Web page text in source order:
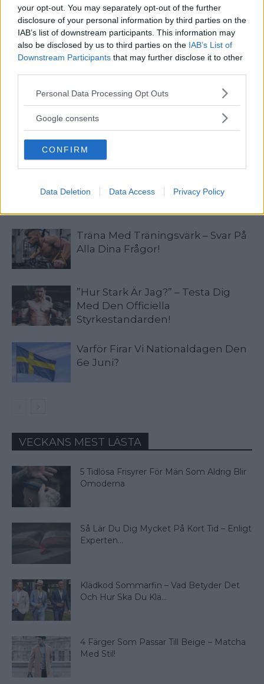
your opt-out. You may separately opt-out of the further
disclosure of your personal information by third parties on the
IAB’s list of downstream participants. This information may
also be disclosed by us to third parties on the IAB’s List of
Downstream Participants that may further disclose it to other
Please note that this website/app uses one or more Google
not limited to your visit or usage behaviour. You may click to
use your data for below specified purposes in below Google
consent section.
Personal Data Processing Opt Outs
Google consents
CONFIRM
Data Deletion Data Access Privacy Policy
Sebastian
Allt från personlig utveckling till sköna sneakers är intressant!
Kvalitetstid för mig är en kall, ljus, amerikansk öl i solen på en
uteservering, gärna "i goda vänners lag" om man nu skall
slänga in något klyschigt också.
Träna Med Träningsvärk – Svar På
Alla Dina Frågor!
”Hur Stark Är Jag?” – Testa Dig
Med Den Officiella
Styrkestandarden!
Varför Firar Vi Nationaldagen Den
6e Juni?
VECKANS MEST LÄSTA
5 Tidlösa Frisyrer För Män Som Aldrig Blir
Omoderna
Så Lär Du Dig Mycket På Kort Tid – Enligt
Experten...
Klädkod Sommarfin – Vad Betyder Det
Och Hur Ska Du Klä...
4 Färger Som Passar Till Beige – Matcha
Med Stil!